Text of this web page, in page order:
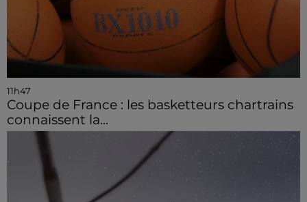
11h47
Coupe de France : les basketteurs chartrains
connaissent la...